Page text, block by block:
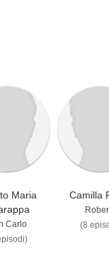
Maria
Carlo
Camilla
(8